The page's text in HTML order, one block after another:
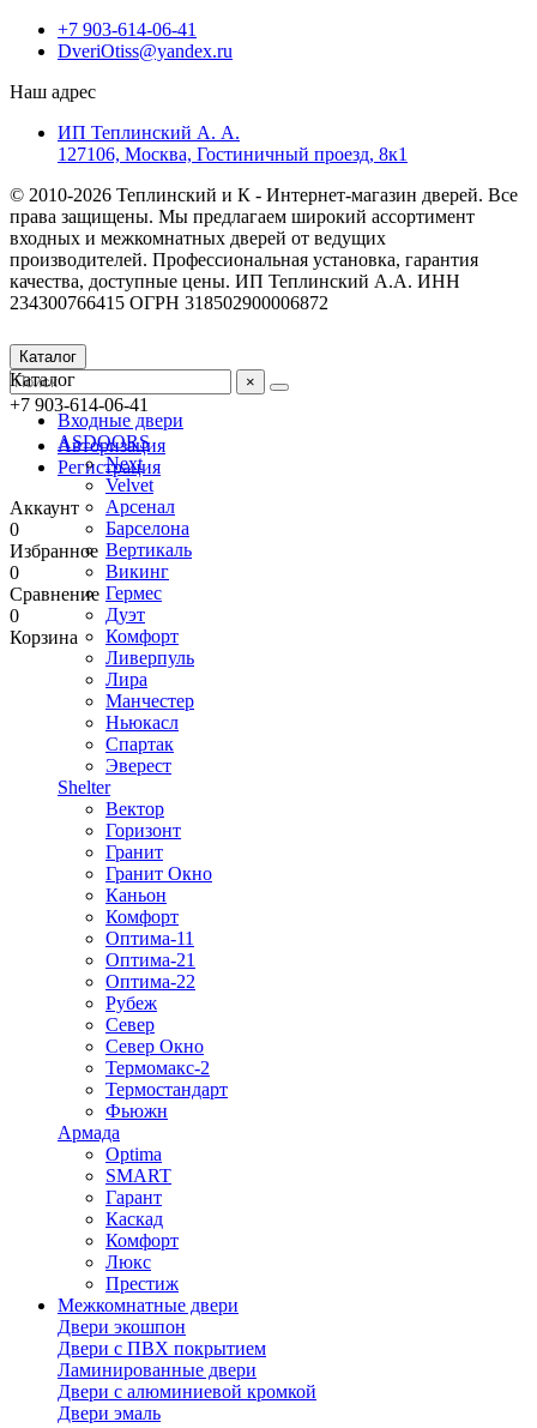
+7 903-614-06-41
DveriOtiss@yandex.ru
Наш адрес
ИП Теплинский А. А.
127106, Москва, Гостиничный проезд, 8к1
© 2010-2026 Теплинский и К - Интернет-магазин дверей. Все
права защищены. Мы предлагаем широкий ассортимент
входных и межкомнатных дверей от ведущих
производителей. Профессиональная установка, гарантия
качества, доступные цены. ИП Теплинский А.А. ИНН
234300766415 ОГРН 318502900006872
Каталог
Каталог
Входные двери
ASDOORS
Next
Velvet
Арсенал
Барселона
Вертикаль
Викинг
Гермес
Дуэт
Комфорт
Ливерпуль
Лира
Манчестер
Ньюкасл
Спартак
Эверест
Shelter
Вектор
Горизонт
Гранит
Гранит Окно
Каньон
Комфорт
Оптима-11
Оптима-21
Оптима-22
Рубеж
Север
Север Окно
Термомакс-2
Термостандарт
Фьюжн
Армада
Optima
SMART
Гарант
Каскад
Комфорт
Люкс
Престиж
Межкомнатные двери
Двери экошпон
Двери с ПВХ покрытием
Ламинированные двери
Двери с алюминиевой кромкой
Двери эмаль
×
+7 903-614-06-41
Авторизация
Регистрация
Аккаунт
0
Избранное
0
Сравнение
0
Корзина